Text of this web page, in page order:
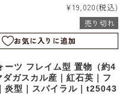
¥19,020(税込)
売り切れ
お気に入りに追加
ーツ フレイム型 置物（約4
ガスカル産｜紅石英｜フ
炎型｜スパイラル｜t25043